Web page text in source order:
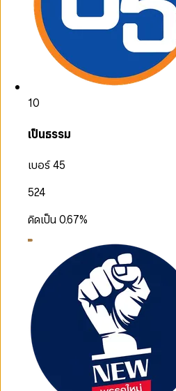
10
เป็นธรรม
เบอร์ 45
524
คิดเป็น0.67%